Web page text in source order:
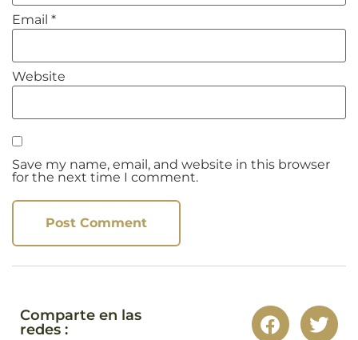
Email *
Website
Save my name, email, and website in this browser
for the next time I comment.
Comparte en las
redes :